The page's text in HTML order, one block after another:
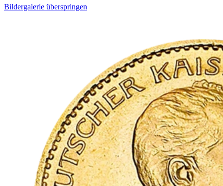
Bildergalerie überspringen